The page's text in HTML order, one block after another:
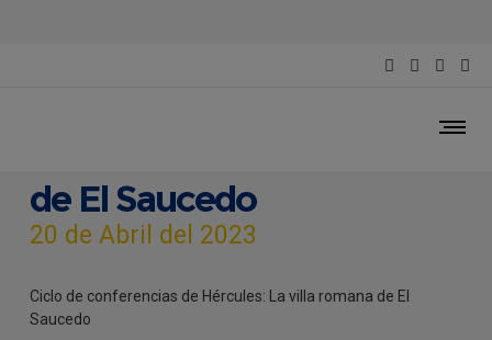
de El Saucedo
20 de Abril del 2023
Ciclo de conferencias de Hércules: La villa romana de El
Saucedo